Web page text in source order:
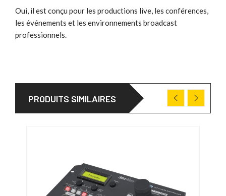
Oui, il est conçu pour les productions live, les conférences,
les événements et les environnements broadcast
professionnels.
PRODUITS SIMILAIRES